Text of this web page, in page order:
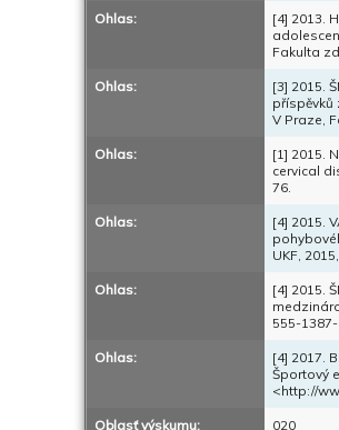
Ohlas:
[4] 2013.
Fakulta
Ohlas:
[3] 2015.
příspěvků
V Praze,
Ohlas:
[1] 2015.
cervical
76.
Ohlas:
[4] 2015.
UKF,
Ohlas:
[4] 2015.
555-1387-
Ohlas:
[4] 2017.
Športový
<http://
Oblasť výskumu: 020